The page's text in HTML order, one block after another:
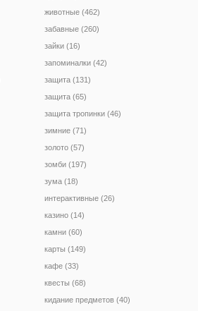
животные (462)
забавные (260)
зайки (16)
запоминалки (42)
защита (131)
защита (65)
защита тропинки (46)
зимние (71)
золото (57)
зомби (197)
зума (18)
интерактивные (26)
казино (14)
камни (60)
карты (149)
кафе (33)
квесты (68)
кидание предметов (40)